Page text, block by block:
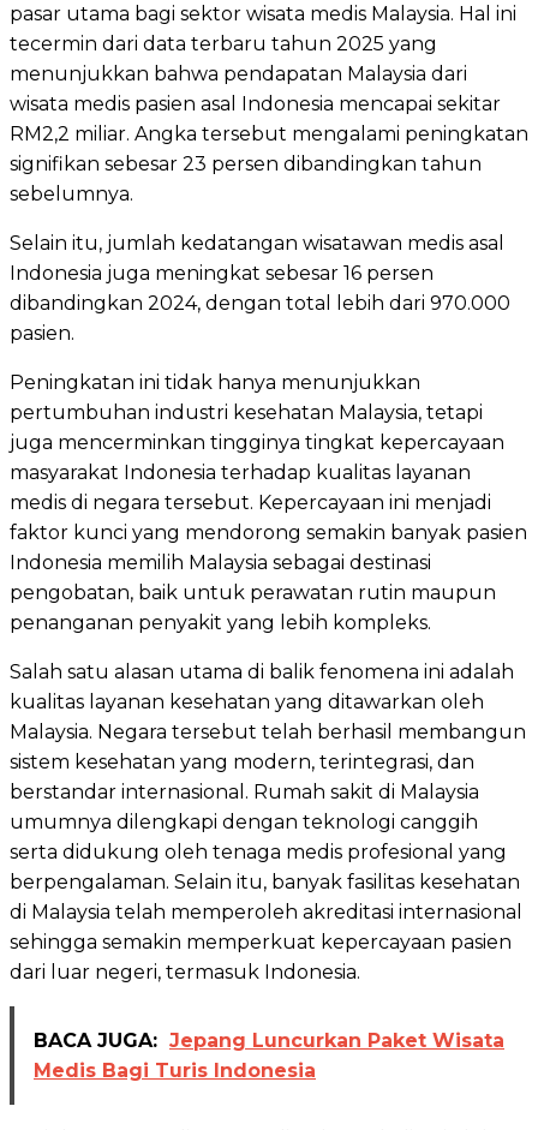
pasar utama bagi sektor wisata medis Malaysia. Hal ini
tecermin dari data terbaru tahun 2025 yang
menunjukkan bahwa pendapatan Malaysia dari
wisata medis pasien asal Indonesia mencapai sekitar
RM2,2 miliar. Angka tersebut mengalami peningkatan
signifikan sebesar 23 persen dibandingkan tahun
sebelumnya.
Selain itu, jumlah kedatangan wisatawan medis asal
Indonesia juga meningkat sebesar 16 persen
dibandingkan 2024, dengan total lebih dari 970.000
pasien.
Peningkatan ini tidak hanya menunjukkan
pertumbuhan industri kesehatan Malaysia, tetapi
juga mencerminkan tingginya tingkat kepercayaan
masyarakat Indonesia terhadap kualitas layanan
medis di negara tersebut. Kepercayaan ini menjadi
faktor kunci yang mendorong semakin banyak pasien
Indonesia memilih Malaysia sebagai destinasi
pengobatan, baik untuk perawatan rutin maupun
penanganan penyakit yang lebih kompleks.
Salah satu alasan utama di balik fenomena ini adalah
kualitas layanan kesehatan yang ditawarkan oleh
Malaysia. Negara tersebut telah berhasil membangun
sistem kesehatan yang modern, terintegrasi, dan
berstandar internasional. Rumah sakit di Malaysia
umumnya dilengkapi dengan teknologi canggih
serta didukung oleh tenaga medis profesional yang
berpengalaman. Selain itu, banyak fasilitas kesehatan
di Malaysia telah memperoleh akreditasi internasional
sehingga semakin memperkuat kepercayaan pasien
dari luar negeri, termasuk Indonesia.
BACA JUGA: Jepang Luncurkan Paket Wisata
Medis Bagi Turis Indonesia